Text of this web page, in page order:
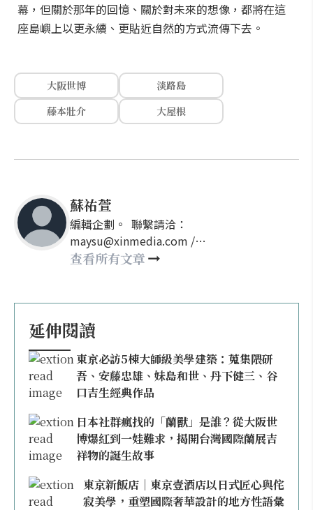
幕，但關於那年的回憶、關於對未來的想像，都將在這
座島嶼上以更永續、更貼近自然的方式流傳下去。
大阪世博
淡路島
藤本壯介
大屋根
蘇祐萱
編輯企劃。 聯繫請洽：
maysu@xinmedia.com /
may860527@gmail.com
查看所有文章
延伸閱讀
東京必訪5棟大師級美學建築：蒐集隈研
吾、安藤忠雄、妹島和世、丹下健三、谷
口吉生經典作品
日本社群瘋找的「蘭獸」是誰？從大阪世
博爆紅到一娃難求，揭開台灣國際蘭展吉
祥物的誕生故事
東京新飯店｜東京壹酒店以日式匠心與侘
寂美學，重塑國際奢華設計的地方性語彙